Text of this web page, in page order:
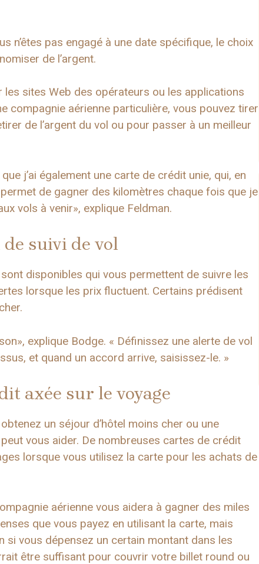
n’êtes pas engagé à une date spécifique, le choix
de l’argent.
les sites Web des opérateurs ou les applications
compagnie aérienne particulière, vous pouvez tirer
de l’argent du vol ou pour passer à un meilleur
j’ai également une carte de crédit unie, qui, en
de gagner des kilomètres chaque fois que je
vols à venir», explique Feldman.
suivi de vol
disponibles qui vous permettent de suivre les
lorsque les prix fluctuent. Certains prédisent
explique Bodge. « Définissez une alerte de vol
et quand un accord arrive, saisissez-le. »
axée sur le voyage
un séjour d’hôtel moins cher ou une
vous aider. De nombreuses cartes de crédit
lorsque vous utilisez la carte pour les achats de
aérienne vous aidera à gagner des miles
que vous payez en utilisant la carte, mais
vous dépensez un certain montant dans les
être suffisant pour couvrir votre billet round ou